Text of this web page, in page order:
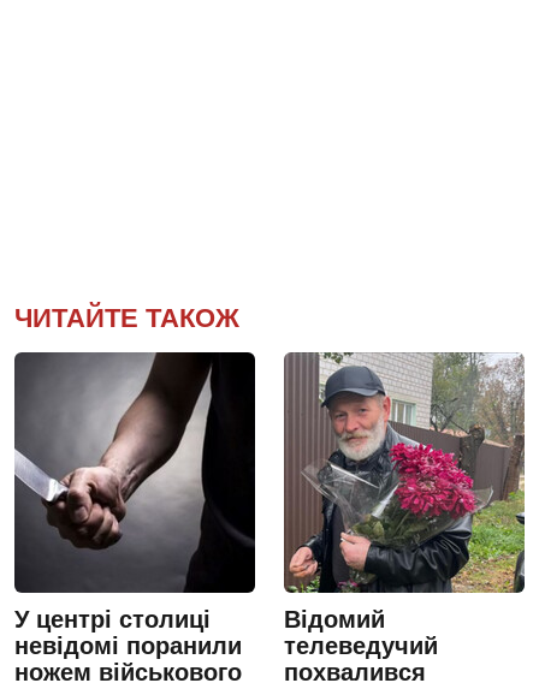
ЧИТАЙТЕ ТАКОЖ
У центрі столиці
невідомі поранили
ножем військового
Відомий
телеведучий
похвалився